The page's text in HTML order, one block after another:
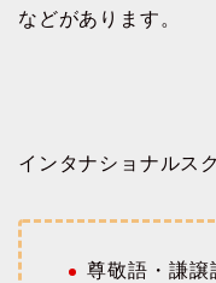
などがあります。
インタナショナルス
尊敬語・謙譲